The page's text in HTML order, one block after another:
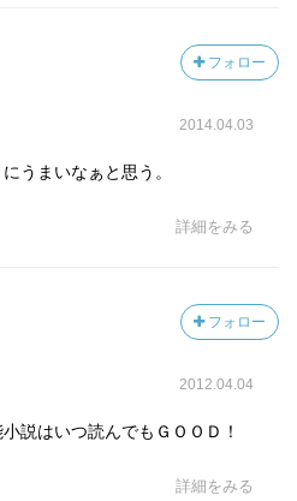
フォロー
2014.04.03
うまいなぁと思う。
詳細をみる
フォロー
2012.04.04
説はいつ読んでもＧＯＯＤ！
詳細をみる